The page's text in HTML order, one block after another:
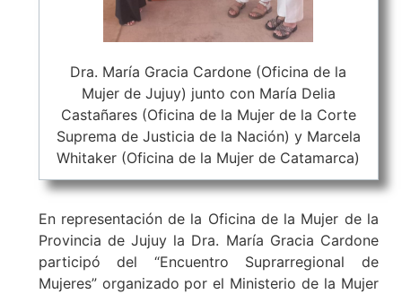
Dra. María Gracia Cardone (Oficina de la
Mujer de Jujuy) junto con María Delia
Castañares (Oficina de la Mujer de la Corte
Suprema de Justicia de la Nación) y Marcela
Whitaker (Oficina de la Mujer de Catamarca)
En representación de la Oficina de la Mujer de la
Provincia de Jujuy la Dra. María Gracia Cardone
participó del “Encuentro Suprarregional de
Mujeres” organizado por el Ministerio de la Mujer